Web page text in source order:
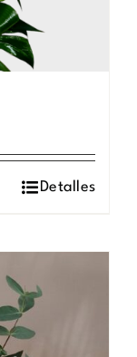
Detalles